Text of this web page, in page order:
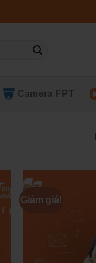
Camera FPT
Giảm giá!